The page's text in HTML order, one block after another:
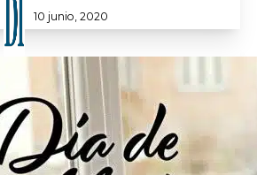
10 junio, 2020